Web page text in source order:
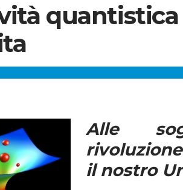
Alle
il nostro